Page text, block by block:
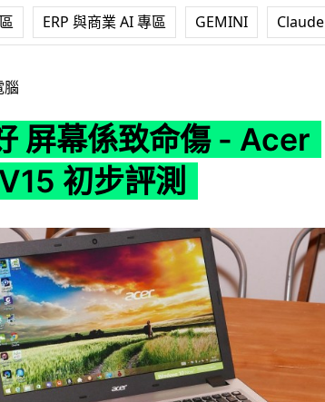
ERP 與商業 AI 專區 GEMINI Claude
腦
屏幕係致命傷 - Acer
初步評測